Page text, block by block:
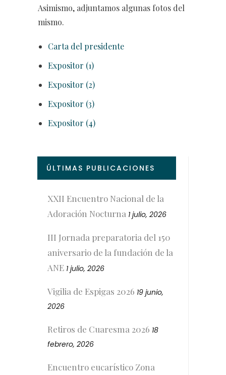
Asimismo, adjuntamos algunas fotos del
mismo.
Carta del presidente
Expositor (1)
Expositor (2)
Expositor (3)
Expositor (4)
ÚLTIMAS PUBLICACIONES
XXII Encuentro Nacional de la
Adoración Nocturna 1 julio, 2026
III Jornada preparatoria del 150
aniversario de la fundación de la
ANE 1 julio, 2026
Vigilia de Espigas 2026 19 junio,
2026
Retiros de Cuaresma 2026 18
febrero, 2026
Encuentro eucarístico Zona